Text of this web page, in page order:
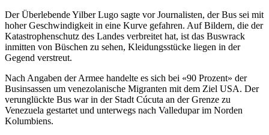
Der Überlebende Yilber Lugo sagte vor Journalisten, der Bus sei mit
hoher Geschwindigkeit in eine Kurve gefahren. Auf Bildern, die der
Katastrophenschutz des Landes verbreitet hat, ist das Buswrack
inmitten von Büschen zu sehen, Kleidungsstücke liegen in der
Gegend verstreut.
Nach Angaben der Armee handelte es sich bei «90 Prozent» der
Businsassen um venezolanische Migranten mit dem Ziel USA. Der
verunglückte Bus war in der Stadt Cúcuta an der Grenze zu
Venezuela gestartet und unterwegs nach Valledupar im Norden
Kolumbiens.